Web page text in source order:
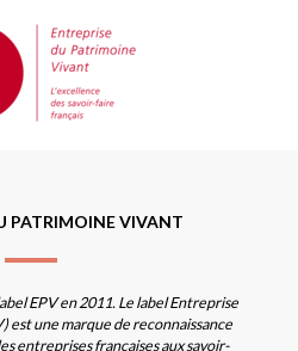
PATRIMOINE VIVANT
EPV en 2011. Le label Entreprise
est une marque de reconnaissance
entreprises françaises aux savoir-